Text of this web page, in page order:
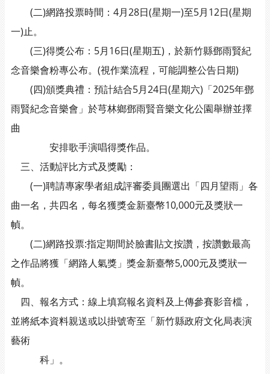
(二)網路投票時間：4月28日(星期一)至5月12日(星期
一)止。
(三)得獎公布：5月16日(星期五)，於新竹縣鄧雨賢紀
念音樂會粉專公布。(視作業流程，可能調整公告日期)
(四)頒獎典禮：預計結合5月24日(星期六)「2025年鄧
雨賢紀念音樂會」於芎林鄉鄧雨賢音樂文化公園舉辦並擇
曲
安排歌手演唱得獎作品。
三、活動評比方式及獎勵：
(一)聘請專家學者組成評審委員團選出「四月望雨」各
曲一名，共四名，每名獲獎金新臺幣10,000元及獎狀一
幀。
(二)網路投票:指定期間於臉書貼文按讚，按讚數最高
之作品將獲「網路人氣獎」獎金新臺幣5,000元及獎狀一
幀。
四、報名方式：線上填寫報名資料及上傳參賽影音檔，
並將紙本資料親送或以掛號寄至「新竹縣政府文化局表演
藝術
科」。